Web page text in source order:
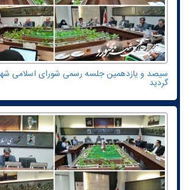
سیصد و یازدهمین جلسه رسمی شورای اسلامی شهر
گردید